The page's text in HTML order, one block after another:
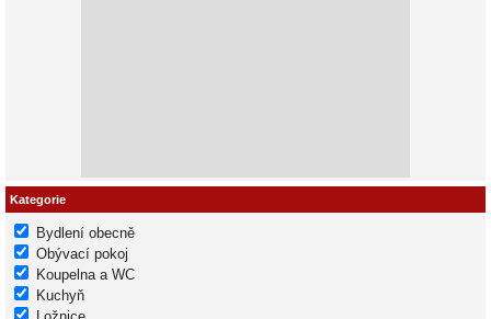
Kategorie
Bydlení obecně
Obývací pokoj
Koupelna a WC
Kuchyň